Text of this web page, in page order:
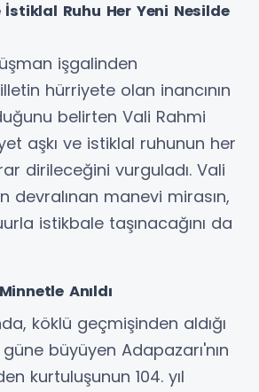
İstiklal Ruhu Her Yeni Nesilde
işgalinden
hürriyete olan inancının
belirten Vali Rahmi
aşkı ve istiklal ruhunun her
dirileceğini vurguladı. Vali
devralınan manevi mirasın,
istikbale taşınacağını da
Anıldı
köklü geçmişinden aldığı
büyüyen Adapazarı'nın
kurtuluşunun 104. yıl